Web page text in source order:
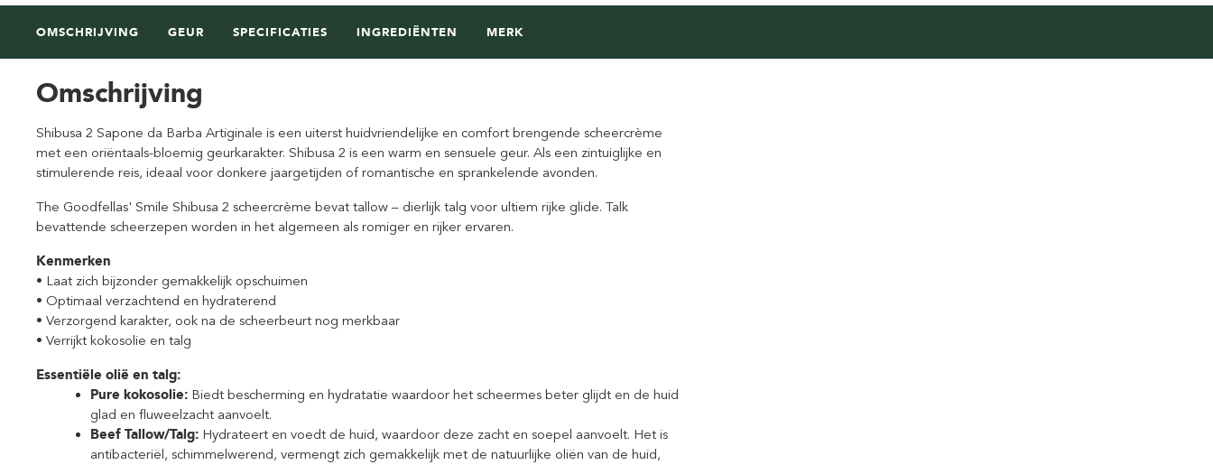
OMSCHRIJVING GEUR SPECIFICATIES INGREDIËNTEN MERK
Omschrijving
Shibusa 2 Sapone da Barba Artiginale is een uiterst huidvriendelijke en comfort brengende scheercrème
met een oriëntaals-bloemig geurkarakter. Shibusa 2 is een warm en sensuele geur. Als een zintuiglijke en
stimulerende reis, ideaal voor donkere jaargetijden of romantische en sprankelende avonden.
The Goodfellas' Smile Shibusa 2 scheercrème bevat tallow – dierlijk talg voor ultiem rijke glide. Talk
bevattende scheerzepen worden in het algemeen als romiger en rijker ervaren.
Kenmerken
• Laat zich bijzonder gemakkelijk opschuimen
• Optimaal verzachtend en hydraterend
• Verzorgend karakter, ook na de scheerbeurt nog merkbaar
• Verrijkt kokosolie en talg
Essentiële olië en talg:
Pure kokosolie: Biedt bescherming en hydratatie waardoor het scheermes beter glijdt en de huid
glad en fluweelzacht aanvoelt.
Beef Tallow/Talg: Hydrateert en voedt de huid, waardoor deze zacht en soepel aanvoelt. Het is
antibacteriël, schimmelwerend, vermengt zich gemakkelijk met de natuurlijke oliën van de huid,